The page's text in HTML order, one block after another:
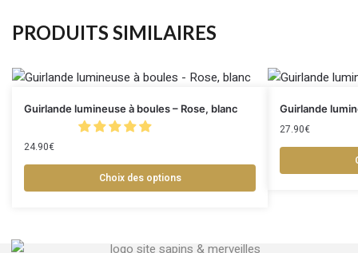
PRODUITS SIMILAIRES
Guirlande lumineuse à boules – Rose, blanc
24.90€
Choix des options
Guirlande
27.90€